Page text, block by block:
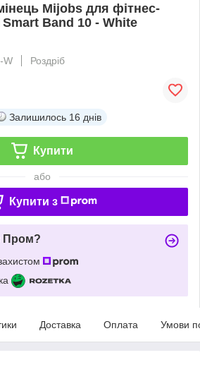
Mijobs для фітнес-
Band 10 - White
W
Роздріб
Залишилось 16 днів
Купити
або
Купити з
Пром?
Доставка Оплата Умови